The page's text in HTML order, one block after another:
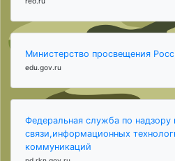
Министерство просвещения
edu.gov.ru
Федеральная служба по надзору
связи,информационных
коммуникаций